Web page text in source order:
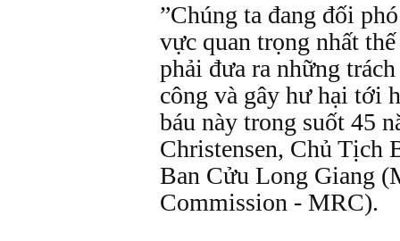
”Chúng ta đang đối
vực quan trọng nhất
phải đưa ra những
công và gây hư hại tới
báu này trong suốt 45
Christensen, Chủ Tịch
Ban Cửu Long Giang
Commission - MRC).